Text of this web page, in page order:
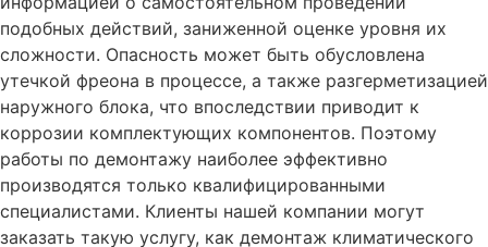
подобных действий, заниженной оценке уровня их
сложности. Опасность может быть обусловлена
утечкой фреона в процессе, а также разгерметизацией
наружного блока, что впоследствии приводит к
коррозии комплектующих компонентов. Поэтому
работы по демонтажу наиболее эффективно
производятся только квалифицированными
специалистами. Клиенты нашей компании могут
заказать такую услугу, как демонтаж климатического